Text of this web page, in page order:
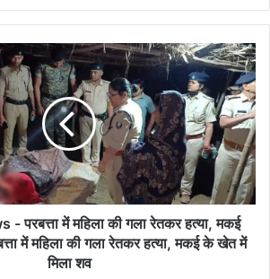
परबत्ता में महिला की गला रेतकर हत्या, मकई
में महिला की गला रेतकर हत्या, मकई के खेत में
मिला शव